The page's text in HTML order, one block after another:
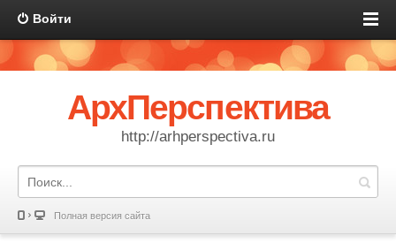
Войти
АрхПерспектива
http://arhperspectiva.ru
Полная версия сайта